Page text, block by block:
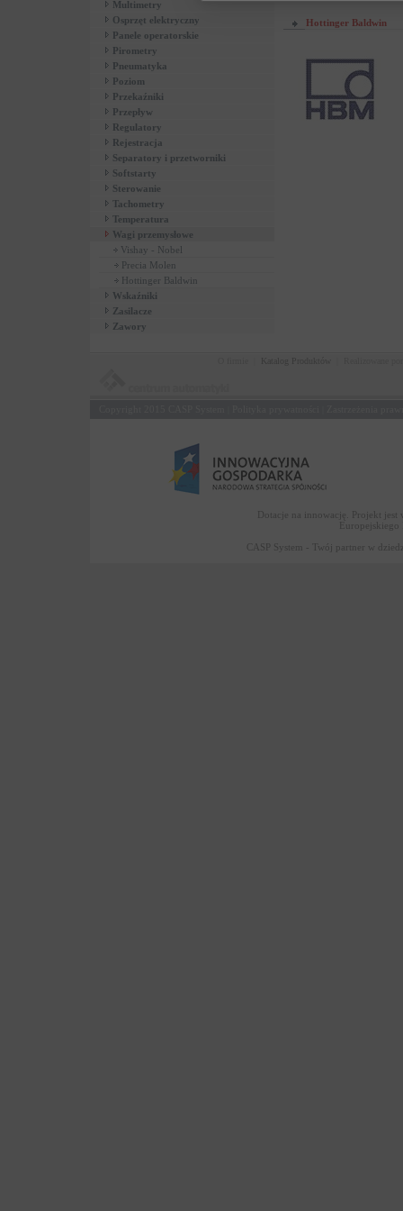
Multimetry
Osprzęt elektryczny
Panele operatorskie
Pirometry
Pneumatyka
Poziom
Przekaźniki
Przepływ
Regulatory
Rejestracja
Separatory i przetworniki
Softstarty
Sterowanie
Tachometry
Temperatura
Wagi przemysłowe
Vishay - Nobel
Precia Molen
Hottinger Baldwin
Wskaźniki
Zasilacze
Zawory
Hottinger Baldwin
Dotacje na innowację. Projekt
CASP System - Twój partner w